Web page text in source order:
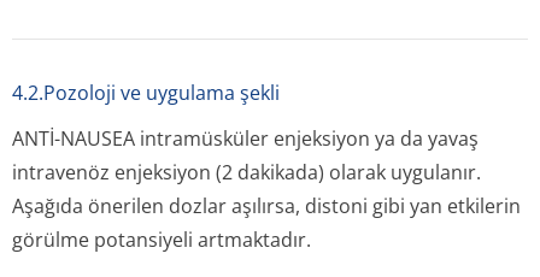
4.2.Pozoloji ve uygulama şekli
ANTİ-NAUSEA intramüsküler enjeksiyon ya da yavaş
intravenöz enjeksiyon (2 dakikada) olarak uygulanır.
Aşağıda önerilen dozlar aşılırsa, distoni gibi yan etkilerin
görülme potansiyeli artmaktadır.